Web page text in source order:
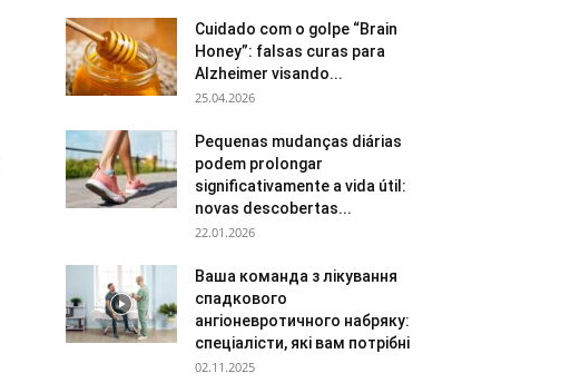
Cuidado com o golpe “Brain
Honey”: falsas curas para
Alzheimer visando...
25.04.2026
Pequenas mudanças diárias
podem prolongar
significativamente a vida útil:
novas descobertas...
22.01.2026
Ваша команда з лікування
спадкового
ангіоневротичного набряку:
спеціалісти, які вам потрібні
02.11.2025